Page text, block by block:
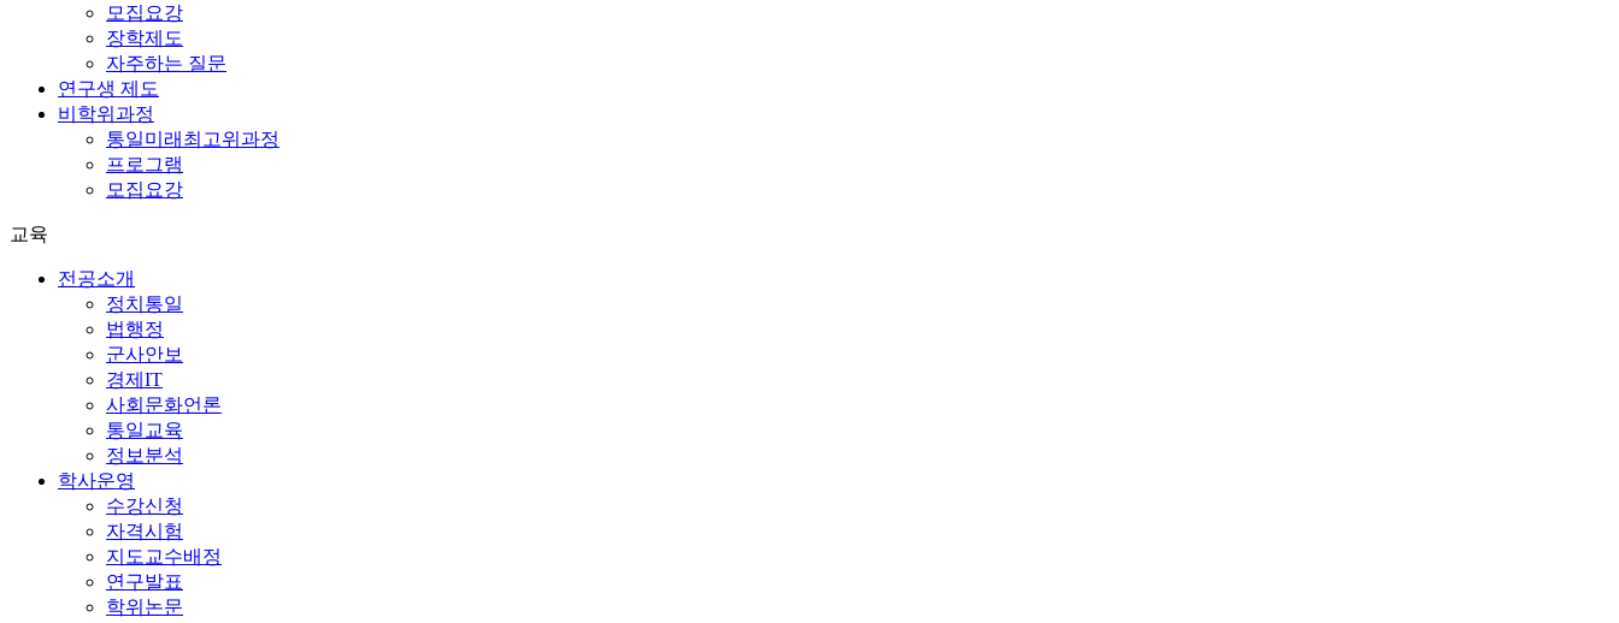
모집요강
장학제도
자주하는 질문
연구생 제도
비학위과정
통일미래최고위과정
프로그램
모집요강
교육
전공소개
정치통일
법행정
군사안보
경제IT
사회문화언론
통일교육
정보분석
학사운영
수강신청
자격시험
지도교수배정
연구발표
학위논문